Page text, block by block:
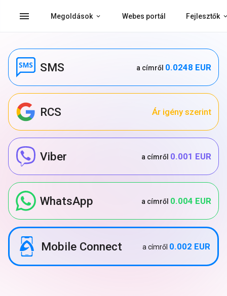
menu Megoldások Webes portál Fejlesztők
SMS a címről 0.0248 EUR
RCS Ár igény szerint
Viber a címről 0.001 EUR
WhatsApp a címről 0.004 EUR
Mobile Connect a címről 0.002 EUR